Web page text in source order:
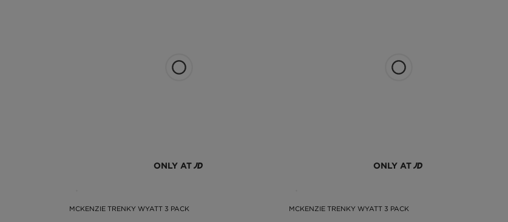
ONLY AT
MCKENZIE TRENKY WYATT 3 PACK
ONLY AT
MCKENZIE TRENKY WYATT 3 PACK